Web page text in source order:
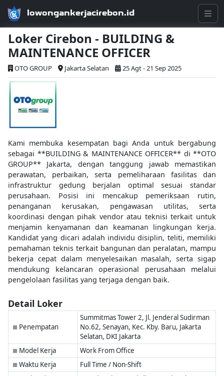
lowongankerjacirebon.id
Loker Cirebon - BUILDING &
MAINTENANCE OFFICER
OTO GROUP Jakarta Selatan 25 Agt - 21 Sep 2025
Kami membuka kesempatan bagi Anda untuk bergabung
sebagai **BUILDING & MAINTENANCE OFFICER** di **OTO
GROUP** Jakarta, dengan tanggung jawab memastikan
perawatan, perbaikan, serta pemeliharaan fasilitas dan
infrastruktur gedung berjalan optimal sesuai standar
perusahaan. Posisi ini mencakup pemeriksaan rutin,
penanganan kerusakan, pengawasan utilitas, serta
koordinasi dengan pihak vendor atau teknisi terkait untuk
menjamin kenyamanan dan keamanan lingkungan kerja.
Kandidat yang dicari adalah individu disiplin, teliti, memiliki
pemahaman teknis terkait bangunan dan peralatan, mampu
bekerja cepat dalam menyelesaikan masalah, serta sigap
mendukung kelancaran operasional perusahaan melalui
pengelolaan fasilitas yang terjaga dengan baik.
Detail Loker
■ Penempatan
Summitmas Tower 2, Jl. Jenderal Sudirman
No.62, Senayan, Kec. Kby. Baru, Jakarta
Selatan, DKI Jakarta
■ Model Kerja Work From Office
■ Waktu Kerja Full Time / Non-Shift